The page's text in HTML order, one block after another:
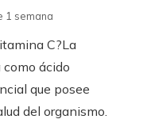
1 semana
C?La
ácido
que posee
del organismo.